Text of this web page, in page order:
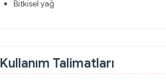
Bitkisel yağ
Kullanım Talimatları